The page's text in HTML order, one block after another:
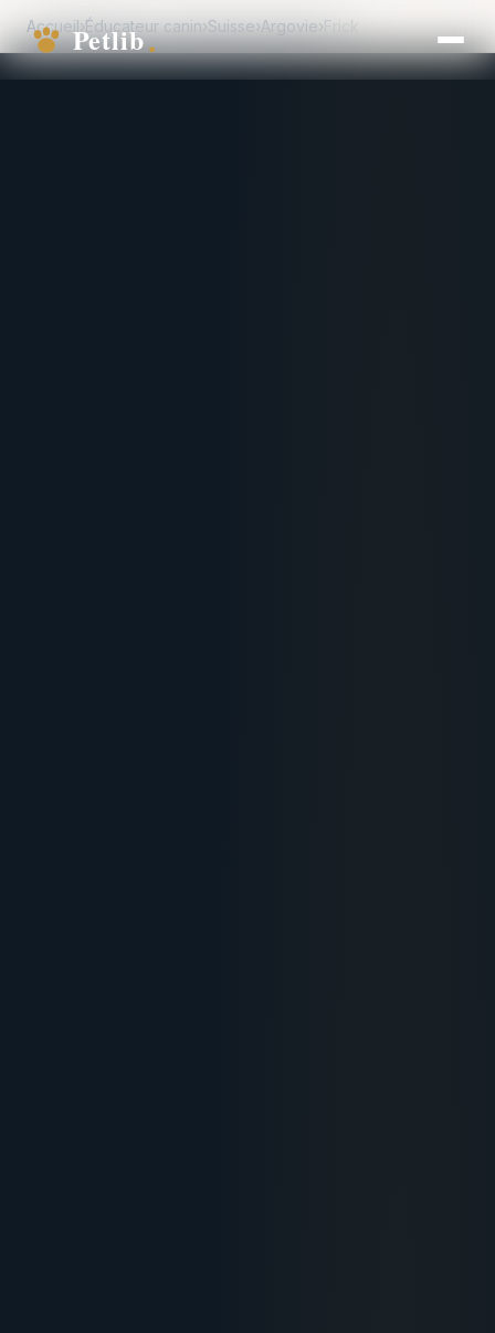
Accueil›Éducateur canin›Suisse›Argovie›Frick